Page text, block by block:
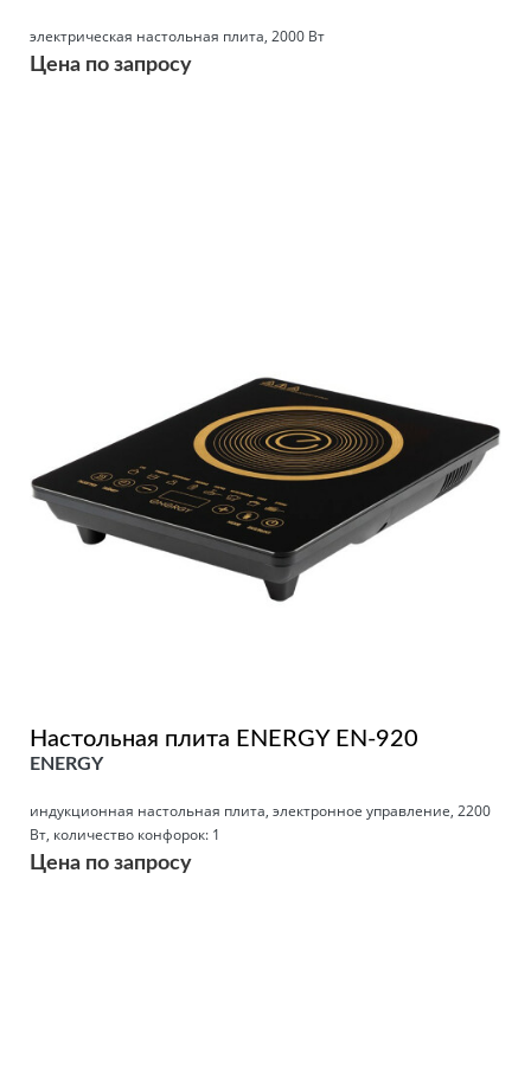
электрическая настольная плита, 2000 Вт
Цена по запросу
Настольная плита ENERGY EN-920
ENERGY
индукционная настольная плита, электронное управление, 2200
Вт, количество конфорок: 1
Цена по запросу